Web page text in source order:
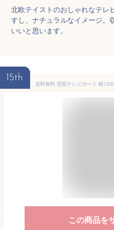
北欧テイストのおしゃれなテレ
すし、ナチュラルなイメージ。
いいと思います。
15th
この商品を